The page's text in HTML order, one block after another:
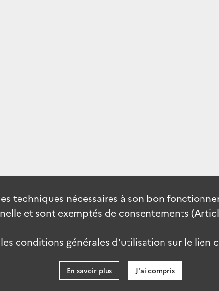
techniques nécessaires à son bon
et sont exemptés de consentements
conditions générales d’utilisation sur le lien
En savoir plus J'ai compris